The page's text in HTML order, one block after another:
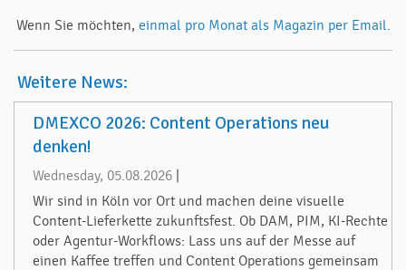
Wenn Sie möchten, einmal pro Monat als Magazin per Email.
Weitere News:
DMEXCO 2026: Content Operations neu
denken!
Wednesday, 05.08.2026
Wir sind in Köln vor Ort und machen deine visuelle
Content-Lieferkette zukunftsfest. Ob DAM, PIM, KI-Rechte
oder Agentur-Workflows: Lass uns auf der Messe auf
einen Kaffee treffen und Content Operations gemeinsam